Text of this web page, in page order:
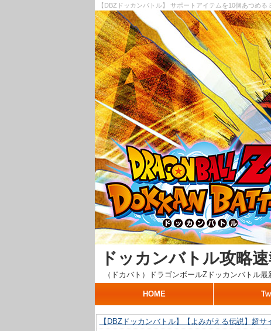
【DBZドッカンバトル】 サポートアイテムを10個あつめ
ドッカンバトル攻略
（ドカバト）ドラゴンボールZドッカンバトル最
HOME
【DBZドッカンバトル】【よみがえる伝説】超